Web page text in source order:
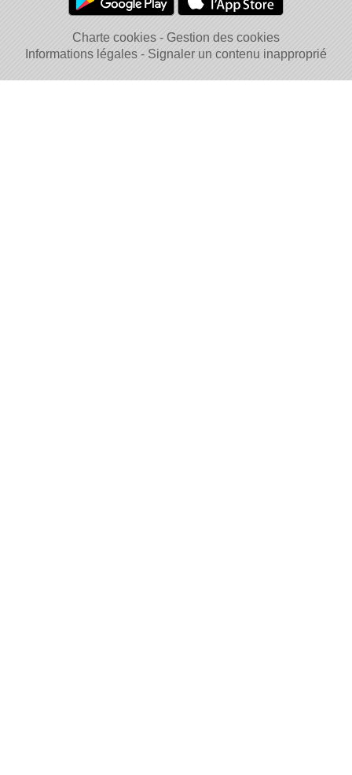
Charte cookies
Gestion des cookies
Informations légales
Signaler un contenu inapproprié